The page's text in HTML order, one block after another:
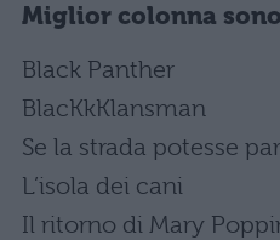
Miglior colonna
Black Panther
BlacKkKlansman
Se la strada potesse
L’isola dei cani
Il ritorno di Mary